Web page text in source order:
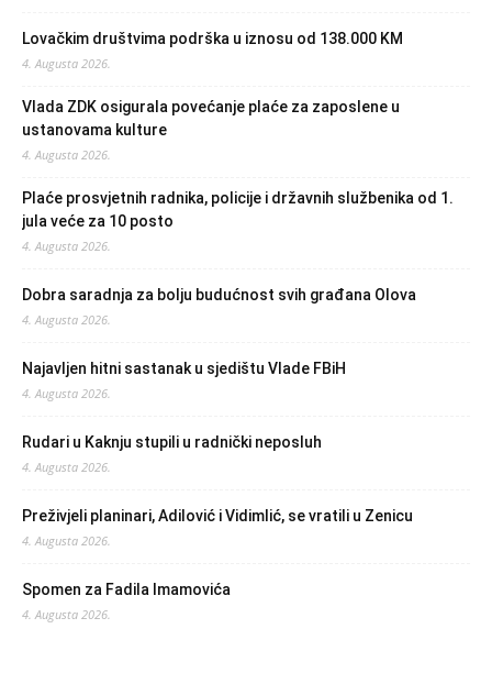
Lovačkim društvima podrška u iznosu od 138.000 KM
4. Augusta 2026.
Vlada ZDK osigurala povećanje plaće za zaposlene u
ustanovama kulture
4. Augusta 2026.
Plaće prosvjetnih radnika, policije i državnih službenika od 1.
jula veće za 10 posto
4. Augusta 2026.
Dobra saradnja za bolju budućnost svih građana Olova
4. Augusta 2026.
Najavljen hitni sastanak u sjedištu Vlade FBiH
4. Augusta 2026.
Rudari u Kaknju stupili u radnički neposluh
4. Augusta 2026.
Preživjeli planinari, Adilović i Vidimlić, se vratili u Zenicu
4. Augusta 2026.
Spomen za Fadila Imamovića
4. Augusta 2026.